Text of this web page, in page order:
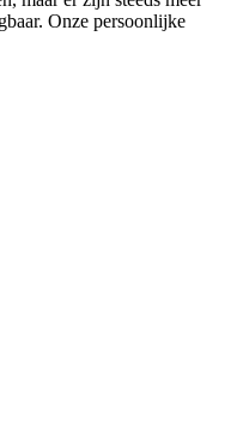
Onze persoonlijke